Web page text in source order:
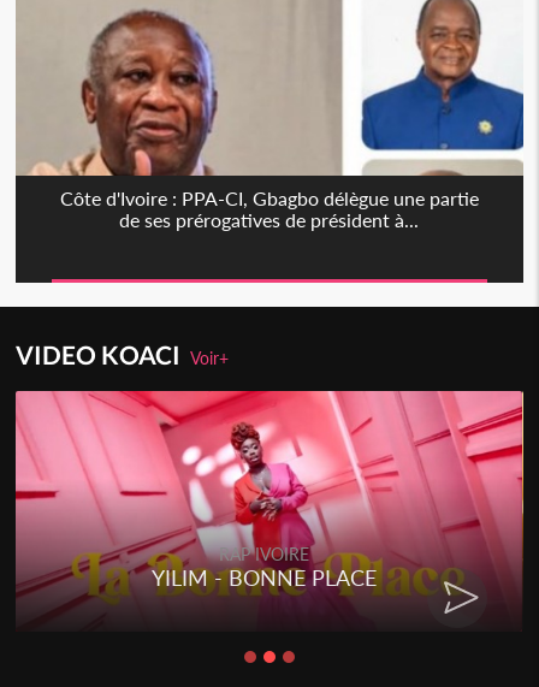
Côte d'Ivoire : PPA-CI, Gbagbo délègue une partie
de ses prérogatives de président à...
VIDEO KOACIVoir+
RAP IVOIRE
YILIM - BONNE PLACE